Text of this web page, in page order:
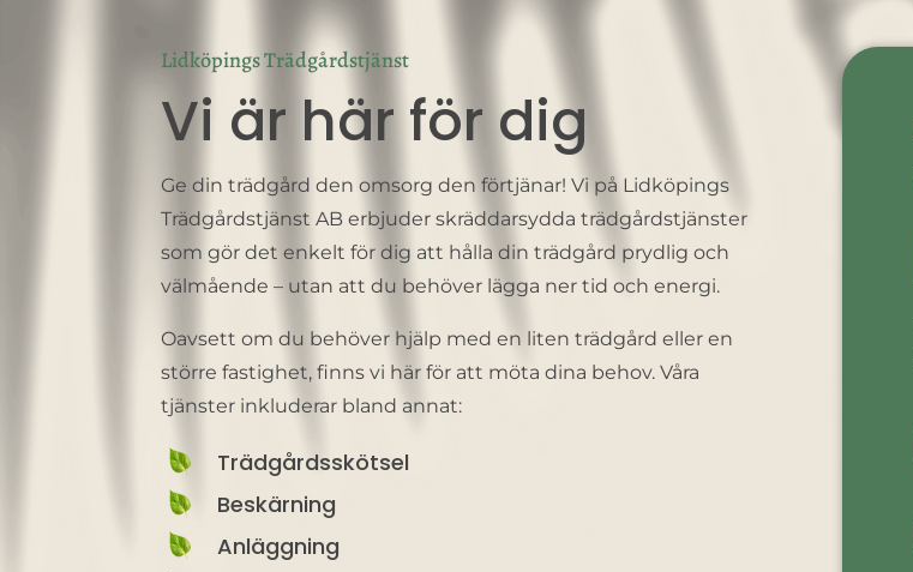
Lidköpings Trädgårdstjänst
Vi är här för dig
Ge din trädgård den omsorg den förtjänar! Vi på Lidköpings
Trädgårdstjänst AB erbjuder skräddarsydda trädgårdstjänster
som gör det enkelt för dig att hålla din trädgård prydlig och
välmående – utan att du behöver lägga ner tid och energi.
Oavsett om du behöver hjälp med en liten trädgård eller en
större fastighet, finns vi här för att möta dina behov. Våra
tjänster inkluderar bland annat:
Trädgårdsskötsel
Beskärning
Anläggning